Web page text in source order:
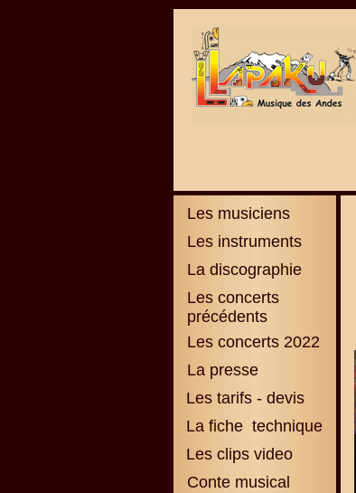
Les musiciens
Les instruments
La discographie
Les concerts
précédents
Les concerts 2022
La presse
Les tarifs - devis
La fiche technique
Les clips video
Conte musical